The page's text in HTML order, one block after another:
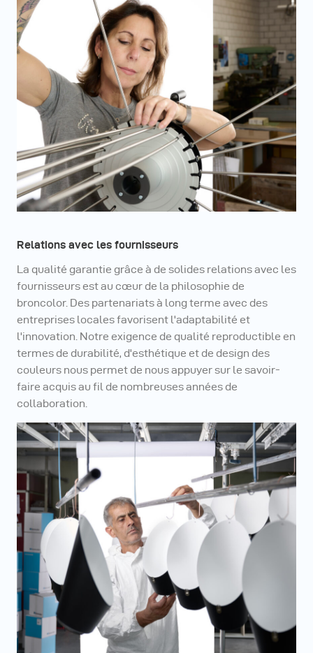
Relations avec les fournisseurs
La qualité garantie grâce à de solides relations avec les
fournisseurs est au cœur de la philosophie de
broncolor. Des partenariats à long terme avec des
entreprises locales favorisent l'adaptabilité et
l'innovation. Notre exigence de qualité reproductible en
termes de durabilité, d'esthétique et de design des
couleurs nous permet de nous appuyer sur le savoir-
faire acquis au fil de nombreuses années de
collaboration.